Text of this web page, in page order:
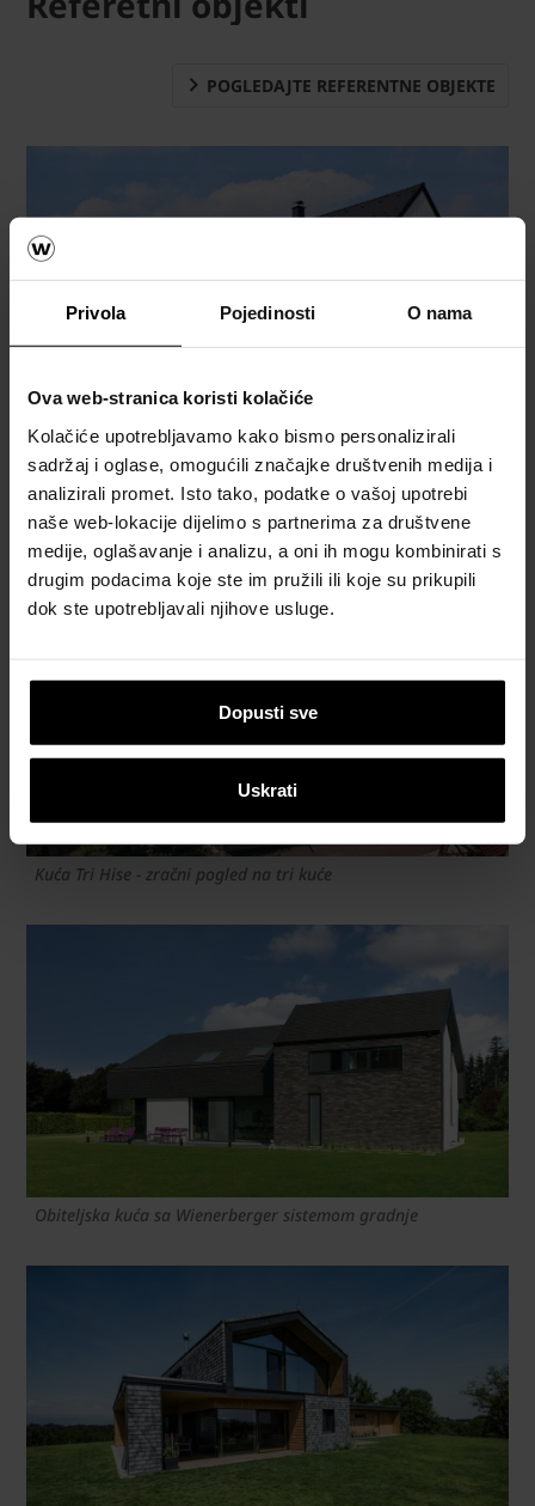
Privola Pojedinosti O nama
Ova web-stranica koristi kolačiće
Kolačiće upotrebljavamo kako bismo personalizirali
sadržaj i oglase, omogućili značajke društvenih medija i
analizirali promet. Isto tako, podatke o vašoj upotrebi
naše web-lokacije dijelimo s partnerima za društvene
medije, oglašavanje i analizu, a oni ih mogu kombinirati s
drugim podacima koje ste im pružili ili koje su prikupili
dok ste upotrebljavali njihove usluge.
Dopusti sve
Uskrati
POGLEDAJTE REFERENTNE OBJEKTE
e4 house Kamnik
Kuća Tri Hise - zračni pogled na tri kuće
Obiteljska kuća sa Wienerberger sistemom gradnje